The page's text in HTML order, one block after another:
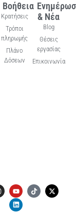
Βοήθεια
Κρατήσεις
Τρόποι
πληρωμής
Πλάνο
Δόσεων
& Νέα
Blog
Θέσεις
εργασίας
Επικοινωνία